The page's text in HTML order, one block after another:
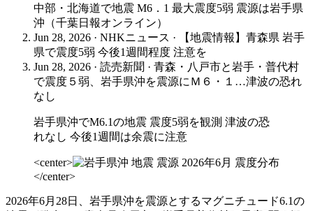
中部・北海道で地震 M6．1 最大震度5弱 震源は岩手県
沖（千葉日報オンライン）
Jun 28, 2026 · NHKニュース ·
【地震情報】青森県 岩手
県で震度5弱 今後1週間程度 注意を
Jun 28, 2026 · 読売新聞 · 青森・八戸市と岩手・普代村
で震度５弱、岩手県沖を震源にＭ６・１…津波の恐れ
なし
岩手県沖でM6.1の地震 震度5弱を観測 津波の恐
れなし 今後1週間は余震に注意
<center>
</center>
2026年6月28日、岩手県沖を震源とするマグニチュード6.1の